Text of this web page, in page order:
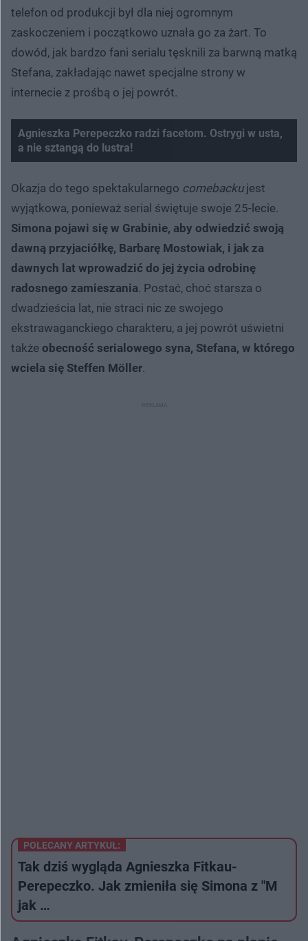
telefon od produkcji był dla niej ogromnym
zaskoczeniem i początkowo uznała go za żart. To
dowód, jak bardzo fani serialu tęsknili za barwną matką
Stefana, zakładając nawet specjalne strony w
internecie z prośbą o jej powrót.
Agnieszka Perepeczko radzi facetom. Ostrygi w usta,
a nie sztangą do lustra!
Okazja do tego spektakularnego comebackujest
wyjątkowa, ponieważ serial świętuje swoje 25-lecie.
Simona pojawi się w Grabinie, aby odwiedzić swoją
dawną przyjaciółkę, Barbarę Mostowiak, i jak za
dawnych lat wprowadzić do jej życia odrobinę
radosnego zamieszania. Postać, choć starsza o
dwadzieścia lat, nie straci nic ze swojego
ekstrawaganckiego charakteru, a jej powrót uświetni
także obecność serialowego syna, Stefana, w którego
wciela się Steffen Möller.
POLECANY ARTYKUŁ:
Tak dziś wygląda Agnieszka Fitkau-
Perepeczko. Jak zmieniła się Simona z "M
jak …